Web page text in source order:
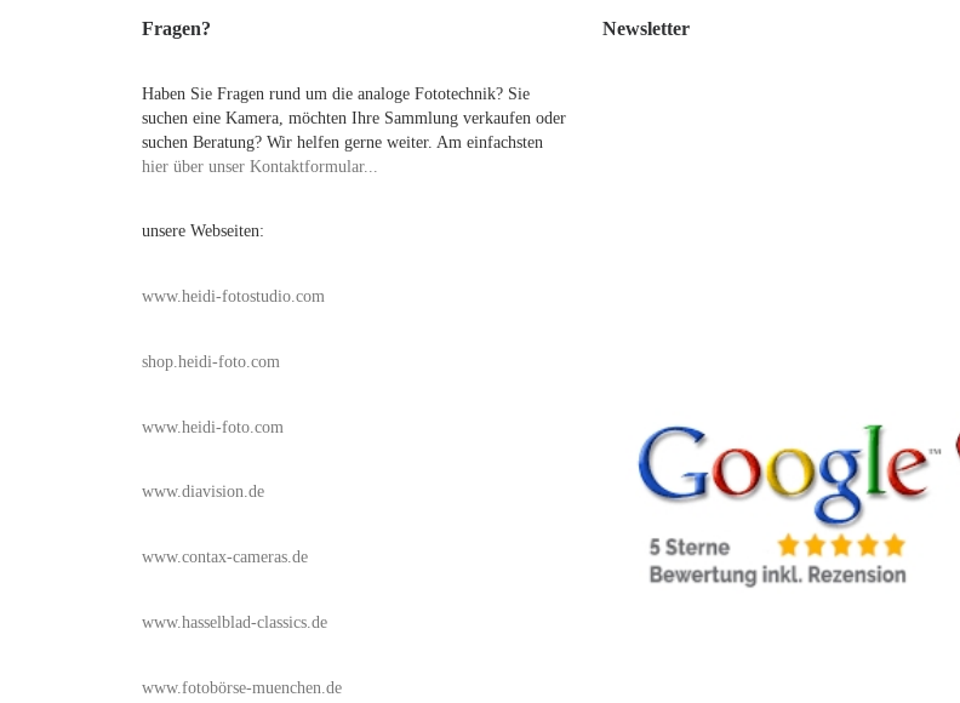
Fragen?
Haben Sie Fragen rund um die analoge Fototechnik? Sie
suchen eine Kamera, möchten Ihre Sammlung verkaufen oder
suchen Beratung? Wir helfen gerne weiter. Am einfachsten
hier über unser Kontaktformular...
unsere Webseiten:
www.heidi-fotostudio.com
shop.heidi-foto.com
www.heidi-foto.com
www.diavision.de
www.contax-cameras.de
www.hasselblad-classics.de
www.fotobörse-muenchen.de
Newsletter